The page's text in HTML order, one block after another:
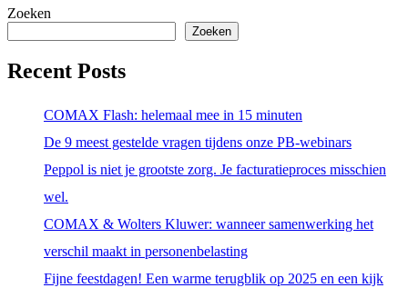
Zoeken
Zoeken
Recent Posts
COMAX Flash: helemaal mee in 15 minuten
De 9 meest gestelde vragen tijdens onze PB-webinars
Peppol is niet je grootste zorg. Je facturatieproces misschien
wel.
COMAX & Wolters Kluwer: wanneer samenwerking het
verschil maakt in personenbelasting
Fijne feestdagen! Een warme terugblik op 2025 en een kijk